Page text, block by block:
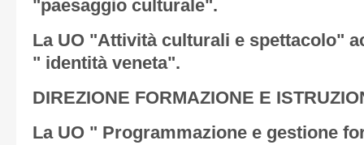
"paesaggio culturale".
La UO "Attività culturali e spettacolo"
" identità veneta".
DIREZIONE FORMAZIONE E
La UO " Programmazione e gestione